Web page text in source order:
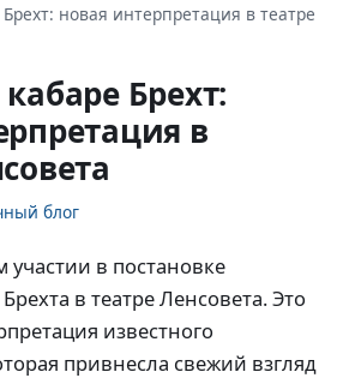
новая интерпретация в театре
Брехт:
в
блог
участии в постановке
в театре Ленсовета. Это
известного
привнесла свежий взгляд